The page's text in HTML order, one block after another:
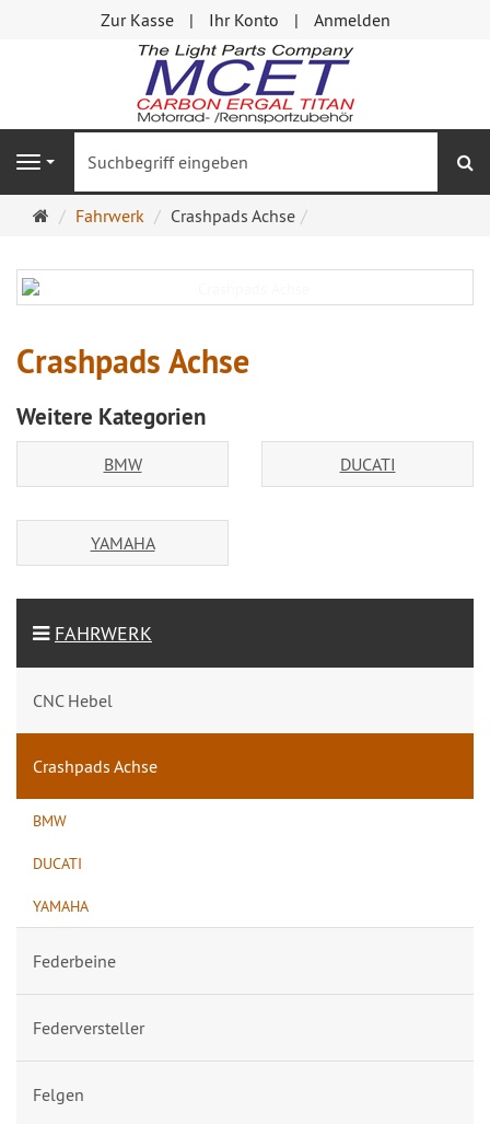
Zur Kasse Ihr Konto Anmelden
Navigation
Startseite
Fahrwerk Crashpads Achse
Crashpads Achse
Weitere Kategorien
BMW DUCATI
YAMAHA
FAHRWERK
CNC Hebel
Crashpads Achse
BMW
DUCATI
YAMAHA
Federbeine
Federversteller
Felgen